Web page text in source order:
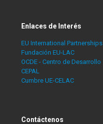
Enlaces de Interés
EU International Partnerships
Fundación EU-LAC
OCDE - Centro de Desarrollo
CEPAL
Cumbre UE-CELAC
Contáctenos